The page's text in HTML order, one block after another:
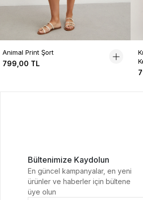
Animal Print Şort
799,00 TL
Bültenimize Kaydolun
En güncel kampanyalar, en yeni
ürünler ve haberler için bültene
üye olun